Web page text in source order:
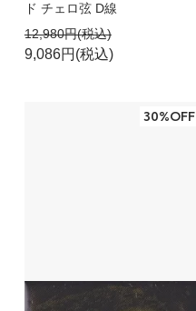
ド チェロ弦 D線
12,980円(税込)
9,086円(税込)
30%OFF